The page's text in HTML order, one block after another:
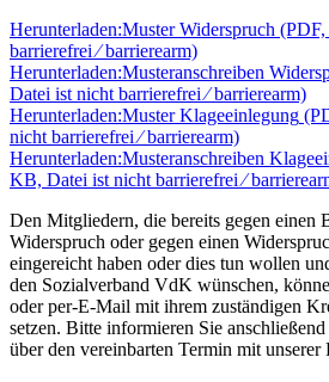
Herunterladen:Muster Widerspruch
barrierefrei ⁄ barrierearm)
Herunterladen:Musteranschreiben
Datei ist nicht barrierefrei ⁄ barrierearm)
Herunterladen:Muster Klageeinlegung
nicht barrierefrei ⁄ barrierearm)
Herunterladen:Musteranschreiben
KB, Datei ist nicht barrierefrei ⁄
Den Mitgliedern, die bereits gegen einen
Widerspruch oder gegen einen
eingereicht haben oder dies tun wollen
den Sozialverband VdK wünschen,
oder per-E-Mail mit ihrem zuständigen
setzen. Bitte informieren Sie
über den vereinbarten Termin mit unserer